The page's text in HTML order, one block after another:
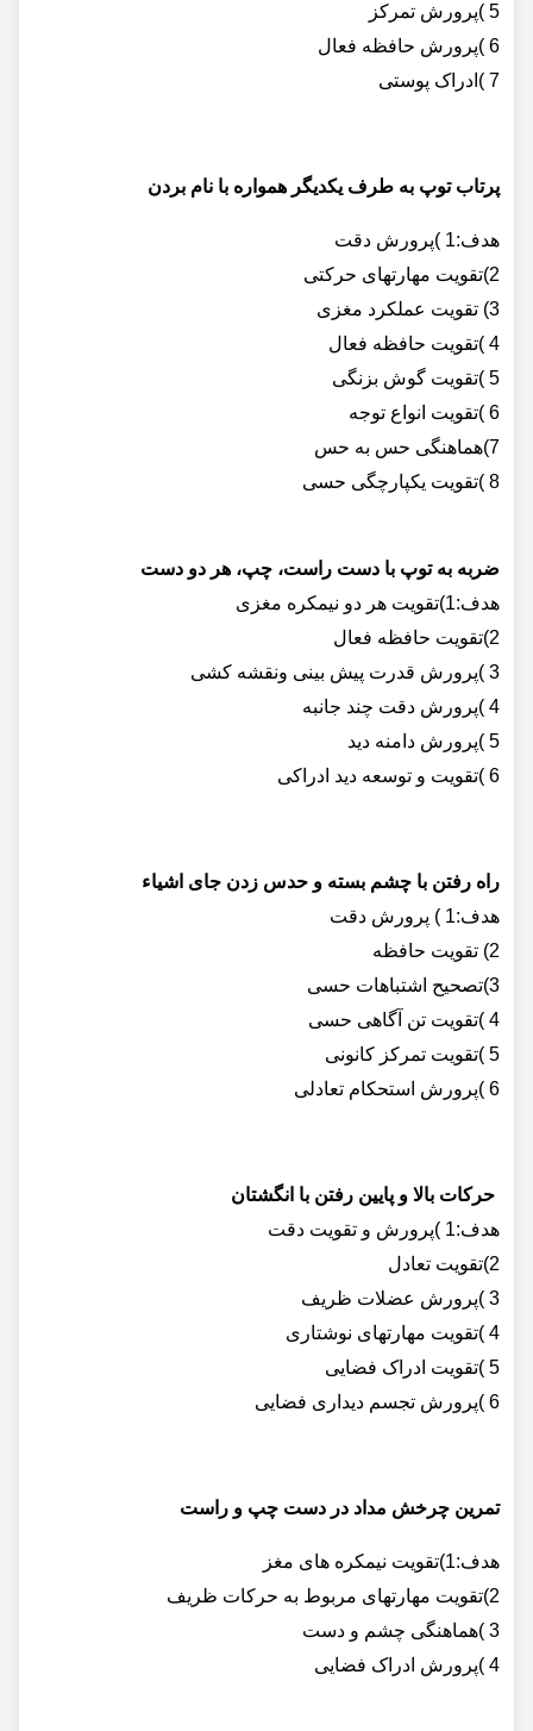
5 )پرورش تمرکز
6 )پرورش حافظه فعال
7 )ادراک پوستی
پرتاب توپ به طرف یکدیگر همواره با نام بردن
هدف:1 )پرورش دقت
2)تقویت مهارتهای حرکتی
3) تقویت عملکرد مغزی
4 )تقویت حافظه فعال
5 )تقویت گوش بزنگی
6 )تقویت انواع توجه
7)هماهنگی حس به حس
8 )تقویت یکپارچگی حسی
ضربه به توپ با دست راست، چپ، هر دو دست
هدف:1)تقویت هر دو نیمکره مغزی
2)تقویت حافظه فعال
3 )پرورش قدرت پیش بینی ونقشه کشی
4 )پرورش دقت چند جانبه
5 )پرورش دامنه دید
6 )تقویت و توسعه دید ادراکی
راه رفتن با چشم بسته و حدس زدن جای اشیاء
هدف:1 ) پرورش دقت
2) تقویت حافظه
3)تصحیح اشتباهات حسی
4 )تقویت تن آگاهی حسی
5 )تقویت تمرکز کانونی
6 )پرورش استحکام تعادلی
حرکات بالا و پایین رفتن با انگشتان
هدف:1 )پرورش و تقویت دقت
2)تقویت تعادل
3 )پرورش عضلات ظریف
4 )تقویت مهارتهای نوشتاری
5 )تقویت ادراک فضایی
6 )پرورش تجسم دیداری فضایی
تمرین چرخش مداد در دست چپ و راست
هدف:1)تقویت نیمکره های مغز
2)تقویت مهارتهای مربوط به حرکات ظریف
3 )هماهنگی چشم و دست
4 )پرورش ادراک فضایی